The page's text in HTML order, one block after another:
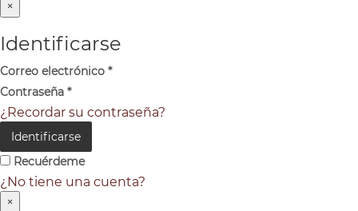
×
Identificarse
Correo electrónico *
Contraseña *
¿Recordar su contraseña?
Identificarse
Recuérdeme
¿No tiene una cuenta?
×